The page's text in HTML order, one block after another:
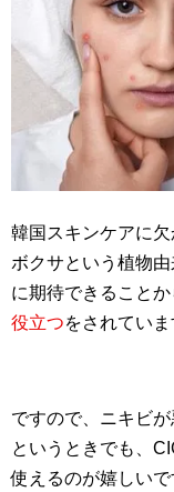
韓国スキンケアに
ボクサという植物
に期待できることか
役立つをされていま
ですので、ニキビ
というときでも、
使えるのが嬉しいで